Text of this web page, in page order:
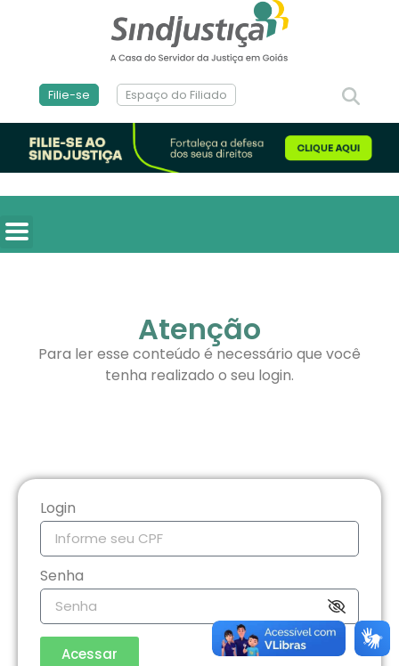
Filie-se Espaço do Filiado
Atenção
Para ler esse conteúdo é necessário que você
tenha realizado o seu login.
Login
Senha
Acessar